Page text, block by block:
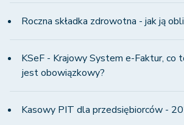
Roczna składka zdrowotna - jak ją
KSeF - Krajowy System e-Faktur, co
jest obowiązkowy?
Kasowy PIT dla przedsiębiorców -